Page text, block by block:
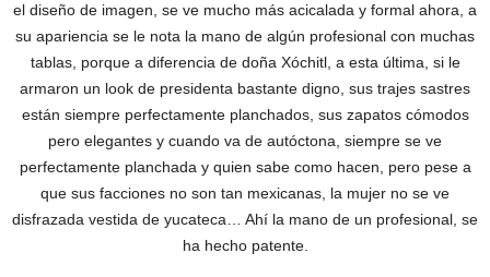
el diseño de imagen, se ve mucho más acicalada y formal ahora, a
su apariencia se le nota la mano de algún profesional con muchas
tablas, porque a diferencia de doña Xóchitl, a esta última, si le
armaron un look de presidenta bastante digno, sus trajes sastres
están siempre perfectamente planchados, sus zapatos cómodos
pero elegantes y cuando va de autóctona, siempre se ve
perfectamente planchada y quien sabe como hacen, pero pese a
que sus facciones no son tan mexicanas, la mujer no se ve
disfrazada vestida de yucateca… Ahí la mano de un profesional, se
ha hecho patente.